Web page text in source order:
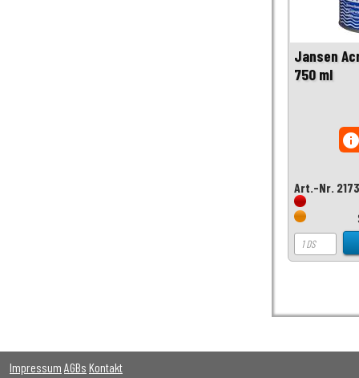
Jansen
750 ml
Art.-Nr.
Impressum AGBs Kontakt